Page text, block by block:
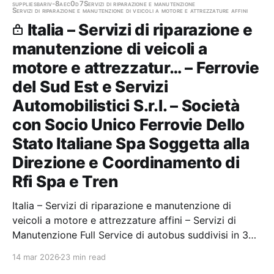
36/2023, AVENTE A OGGETTO…
suppliesbariv-8aec0d7Servizi di riparazione e manutenzione
Servizi di riparazione e manutenzione di veicoli a motore e attrezzature affini
Italia – Servizi di riparazione e
manutenzione di veicoli a
motore e attrezzatur… – Ferrovie
del Sud Est e Servizi
Automobilistici S.r.l. – Società
con Socio Unico Ferrovie Dello
Stato Italiane Spa Soggetta alla
Direzione e Coordinamento di
Rfi Spa e Tren
Italia – Servizi di riparazione e manutenzione di
veicoli a motore e attrezzature affini – Servizi di
Manutenzione Full Service di autobus suddivisi in 3
14 mar 2026 23 min read